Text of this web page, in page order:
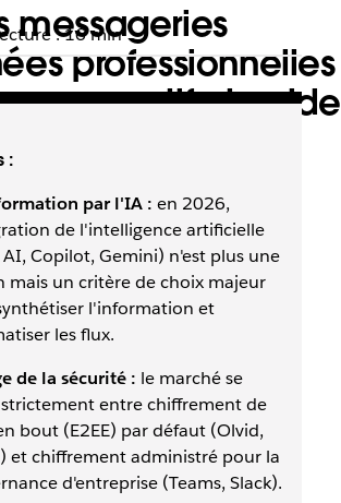
messageries
professionnelles
comparatif et guide
messageries instantanées
la communication et la
de vos équipes.
: 16 min
:
par l'IA : en 2026,
de l'intelligence artificielle
AI, Copilot, Gemini) n'est plus une
mais un critère de choix majeur
l'information et
les flux.
de la sécurité : le marché se
entre chiffrement de
bout (E2EE) par défaut (Olvid,
et chiffrement administré pour la
d'entreprise (Teams, Slack).